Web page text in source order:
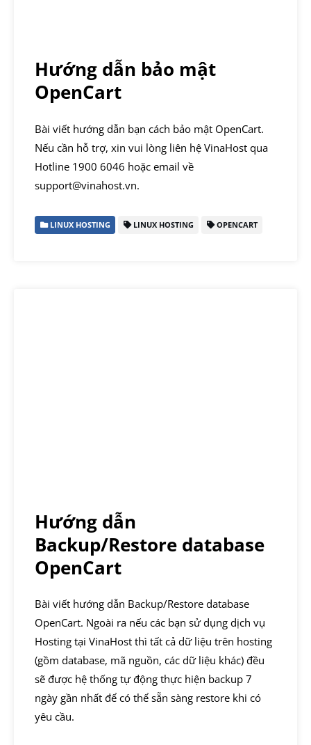
Hướng dẫn bảo mật
OpenCart
Bài viết hướng dẫn bạn cách bảo mật OpenCart.
Nếu cần hỗ trợ, xin vui lòng liên hệ VinaHost qua
Hotline 1900 6046 hoặc email về
support@vinahost.vn.
LINUX HOSTING LINUX HOSTING OPENCART
Hướng dẫn
Backup/Restore database
OpenCart
Bài viết hướng dẫn Backup/Restore database
OpenCart. Ngoài ra nếu các bạn sử dụng dịch vụ
Hosting tại VinaHost thì tất cả dữ liệu trên hosting
(gồm database, mã nguồn, các dữ liệu khác) đều
sẽ được hệ thống tự động thực hiện backup 7
ngày gần nhất để có thể sẵn sàng restore khi có
yêu cầu.